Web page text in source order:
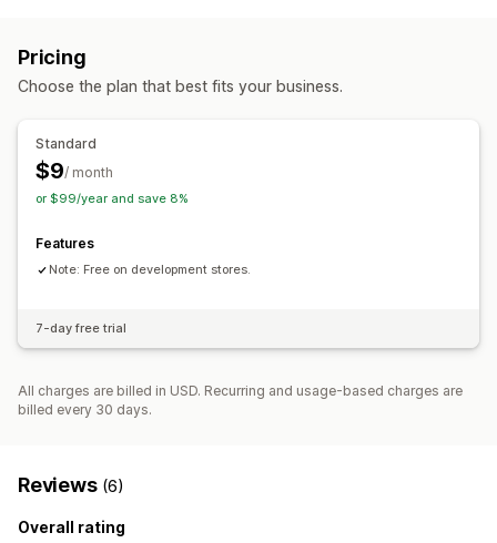
Data sync
Multi-language
Pricing
Choose the plan that best fits your business.
Standard
$9/ month
or $99/year and save 8%
Features
Note: Free on development stores.
7-day free trial
All charges are billed in USD. Recurring and usage-based charges are
billed every 30 days.
Reviews (6)
Overall rating